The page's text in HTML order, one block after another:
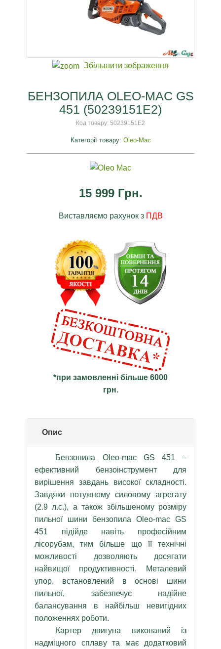
Збільшити зображення
БЕНЗОПИЛА OLEO-MAC GS
451 (50239151E2)
Код товару: 50239151E2
Категорії товару: Oleo-Mac
15 999 Грн.
Виставляємо рахунок з ПДВ
*при замовленні більше 6000
грн.
Опис
Бензопила Oleo-mac GS 451 –
ефективний бензоінструмент для
вирішення завдань високої складності.
Завдяки потужному силовому агрегату
(2.9 л.с.), а також збільшеному розміру
пильної шини бензопила Oleo-mac GS
451 підійде навіть професійним
лісорубам, тим більше що її технічні
можливості дозволяють досягати
найвищої продуктивності. Металевий
упор, встановлений в основі шини
пильної, забезпечує надійне
балансування в найбільш невигідних
положеннях роботи.
Картер двигуна виконаний із
надміцного сплаву та має додатковий